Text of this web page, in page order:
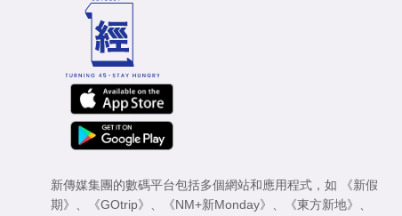
新傳媒集團的數碼平台包括多個網站和應用程式，如
《新假
期》
《GOtrip》 《NM+新Monday》 《東方新地》